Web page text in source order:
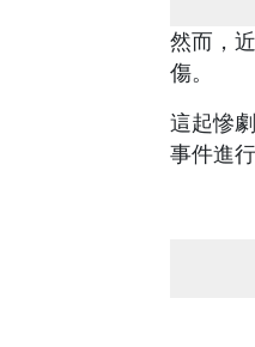
然而，
傷。
這起慘
事件進